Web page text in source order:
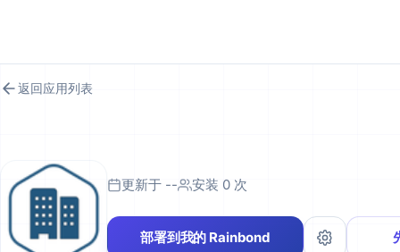
返回应用列表
更新于 -- 安装 0 次
部署到我的 Rainbond